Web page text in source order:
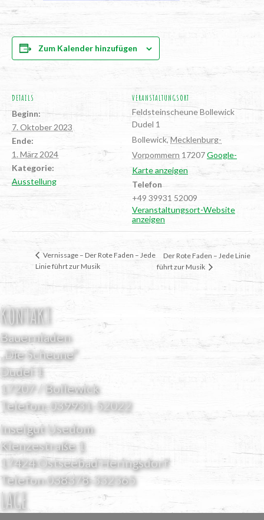
Zum Kalender hinzufügen
DETAILS
Beginn:
7. Oktober 2023
Ende:
1. März 2024
Kategorie:
Ausstellung
VERANSTALTUNGSORT
Feld­stein­scheu­ne Bollewick
Dudel 1
Bollewick,Mecklenburg-
Vorpommern 17207Google-
Karte anzeigen
Telefon
+49 39931 52009
Veranstaltungsort-Website
anzeigen
Ver­nis­sa­ge – Der Rote Faden – Jede
Linie führt zur Musik
Der Rote Faden – Jede Linie
führt zur Musik
KONTAKT
Bauernladen
„Die Scheune“
Dudel 1
17207 / Bollewick
Telefon:039931-52022
Inselgut Usedom
Klenzestraße 1
17424 Ostseebad Heringsdorf
Telefon038378-332365
LAGE